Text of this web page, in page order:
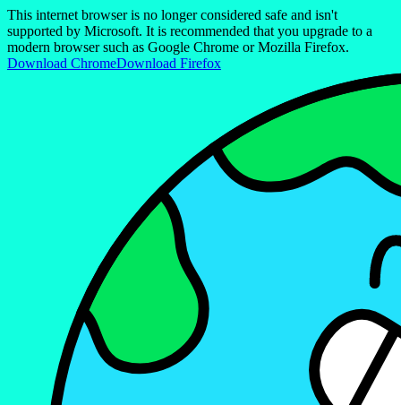
This internet browser is no longer considered safe and isn't
supported by Microsoft. It is recommended that you upgrade to a
modern browser such as Google Chrome or Mozilla Firefox.
Download ChromeDownload Firefox